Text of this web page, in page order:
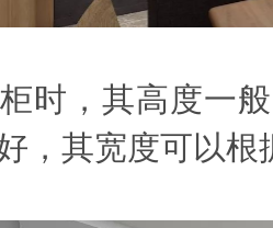
时，其高度一
，其宽度可以